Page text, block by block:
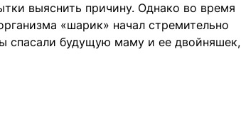
выяснить причину. Однако во время
«шарик» начал стремительно
спасали будущую маму и ее двойняшек,